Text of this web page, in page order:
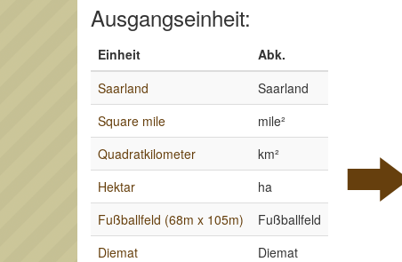
Ausgangseinheit:
Einheit
Abk.
Saarland
Saarland
Square mile
mile²
Quadratkilometer
km²
Hektar
ha
Fußballfeld (68m x 105m)
Fußballfeld
Diemat
Diemat